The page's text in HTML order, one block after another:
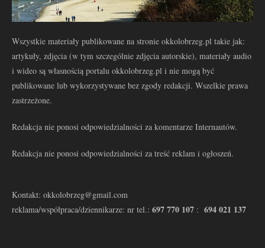
Wszystkie materiały publikowane na stronie okkolobrzeg.pl takie jak:
artykuły, zdjęcia (w tym szczególnie zdjęcia autorskie), materiały audio
i wideo są własnością portalu okkolobrzeg.pl i nie mogą być
publikowane lub wykorzystywane bez zgody redakcji. Wszelkie prawa
zastrzeżone.
Redakcja nie ponosi odpowiedzialności za komentarze Internautów.
Redakcja nie ponosi odpowiedzialności za treść reklam i ogłoszeń.
Kontakt: okkolobrzeg@gmail.com
reklama/współpraca/dziennikarze: nr tel.: 697 770 107 : 694 021 137